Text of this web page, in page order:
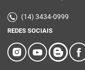
(14) 3434-0999
REDES SOCIAIS